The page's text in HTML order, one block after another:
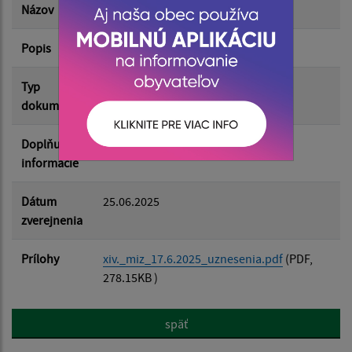
Názov Uznesenia z XIV. MiZ 17.6.2025
Popis Uznesenia 117 - 125
Typ
dokumentu
Zasadnutia MZ
Doplňujúce
informácie
Dátum
zverejnenia
25.06.2025
Prílohy xiv._miz_17.6.2025_uznesenia.pdf (PDF,
278.15KB )
späť